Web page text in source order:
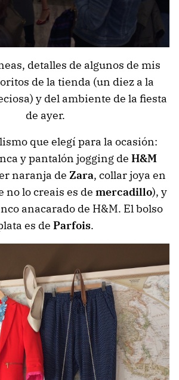
detalles de algunos de mis
de la tienda (un diez a la
y del ambiente de la fiesta
de ayer.
que elegí para la ocasión:
y pantalón jogging de H&M
naranja de Zara, collar joya en
no lo creais es de mercadillo), y
anacarado de H&M. El bolso
es de Parfois.